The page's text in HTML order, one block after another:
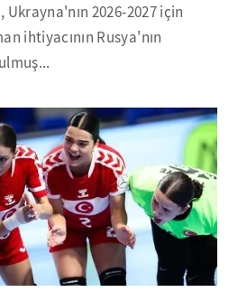
Ukrayna'nın 2026-2027 için
ihtiyacının Rusya'nın